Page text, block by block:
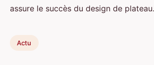
assure le succès du design de plateau.
Actu